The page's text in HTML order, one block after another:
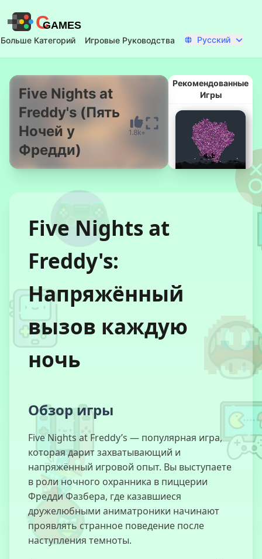
CGAMES
Больше Категорий Игровые Руководства Русский
Начать Сейчас
Five Nights at
Freddy's (Пять
Ночей у
Фредди)
1.8k+
Рекомендованные
Игры
Стикмен ГТА
Побега:
Побег Барри
из Школы
Merge Fellas
Italian Brainrot
Five Nights at
Freddy's:
Напряжённый
вызов каждую
ночь
Обзор игры
Five Nights at Freddy’s — популярная игра,
которая дарит захватывающий и
напряжённый игровой опыт. Вы выступаете
в роли ночного охранника в пиццерии
Фредди Фазбера, где казавшиеся
дружелюбными аниматроники начинают
проявлять странное поведение после
наступления темноты.